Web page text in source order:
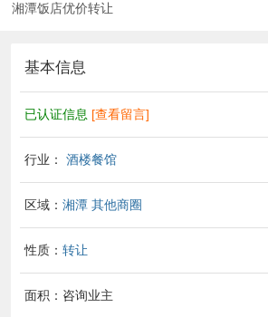
湘潭饭店优价转让
基本信息
已认证信息 [查看留言]
行业： 酒楼餐馆
区域： 湘潭 其他商圈
性质： 转让
面积：咨询业主